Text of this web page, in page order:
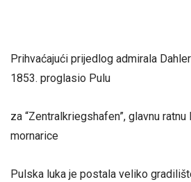
Prihvaćajući prijedlog admirala
1853. proglasio Pulu
za “Zentralkriegshafen”, glavnu
mornarice
Pulska luka je postala veliko